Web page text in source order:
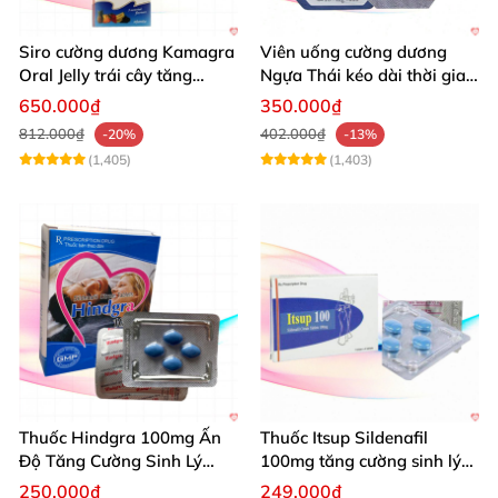
Siro cường dương Kamagra
Oral Jelly trái cây tăng
cường sinh lý nam
650.000₫
812.000₫
-20%
(1,405)
Viên uống cường dương
Ngựa Thái kéo dài thời gian
quan hệ
350.000₫
402.000₫
-13%
(1,403)
Thuốc Hindgra 100mg Ấn
Độ Tăng Cường Sinh Lý
Nam Hiệu Quả
250.000₫
Thuốc Itsup Sildenafil
100mg tăng cường sinh lý
kéo dài thời gian cho nam
249.000₫